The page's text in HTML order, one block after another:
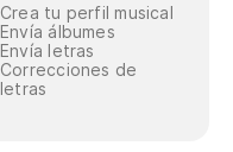
Crea tu perfil musical
Envía álbumes
Envía letras
Correcciones de
letras